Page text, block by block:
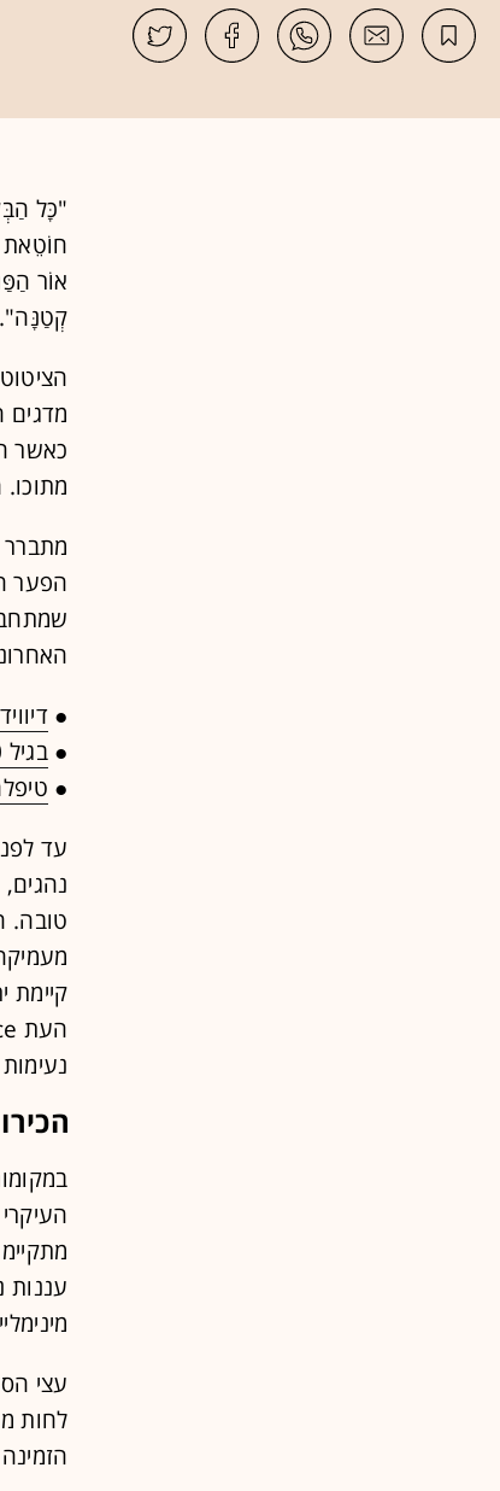
"כָּל
אוֹר
קְטַנָּה".
מדגים
כאשר
מתברר
הפער
●
●בגיל 70 הוא משקיע שעות במשחקי אסטרטגיה. האם זה טוב או רע למוח?
●
עד
טובה.
קיימת
עננות
עצי